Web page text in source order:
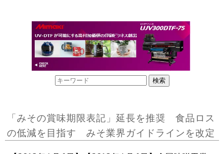
「みその賞味期限表記」延長を推奨 食品ロス
の低減を目指す みそ業界ガイドラインを改定